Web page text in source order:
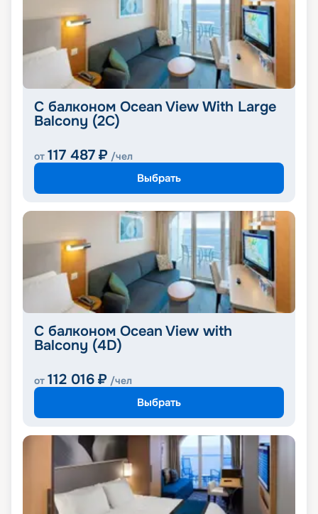
С балконом Ocean View With Large
Balcony (2C)
от 117 487 ₽ /чел
Выбрать
С балконом Ocean View with
Balcony (4D)
от 112 016 ₽ /чел
Выбрать